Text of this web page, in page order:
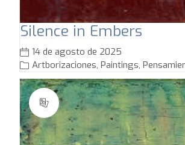
Silence in Embers
14 de agosto de 2025
Artborizaciones, Paintings,